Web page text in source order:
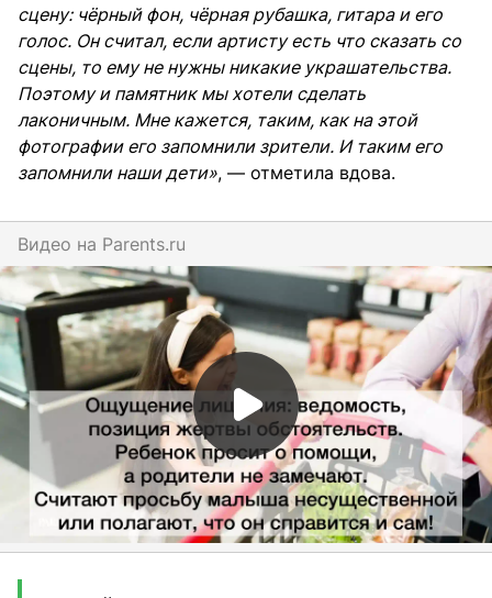
сцену: чёрный фон, чёрная рубашка, гитара и его
голос. Он считал, если артисту есть что сказать со
сцены, то ему не нужны никакие украшательства.
Поэтому и памятник мы хотели сделать
лаконичным. Мне кажется, таким, как на этой
фотографии его запомнили зрители. И таким его
запомнили наши дети», — отметила вдова.
Видео на parents.ru